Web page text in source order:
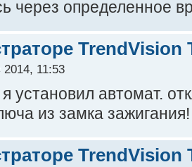
через определенное
TrendVision
2014, 11:53
я установил автомат.
из замка
TrendVision